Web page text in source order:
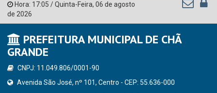
Hora: 17:05 /Quinta-Feira, 06 de agosto
de 2026
PREFEITURA MUNICIPAL DE CHÃ
GRANDE
CNPJ: 11.049.806/0001-90
Avenida São José, nº 101, Centro - CEP: 55.636-000